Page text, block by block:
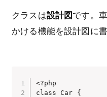
クラスは設計図です。
かける機能を設計図に書
<?php
class Car {